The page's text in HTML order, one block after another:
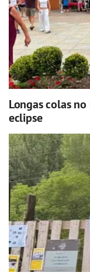
Longas colas
eclipse